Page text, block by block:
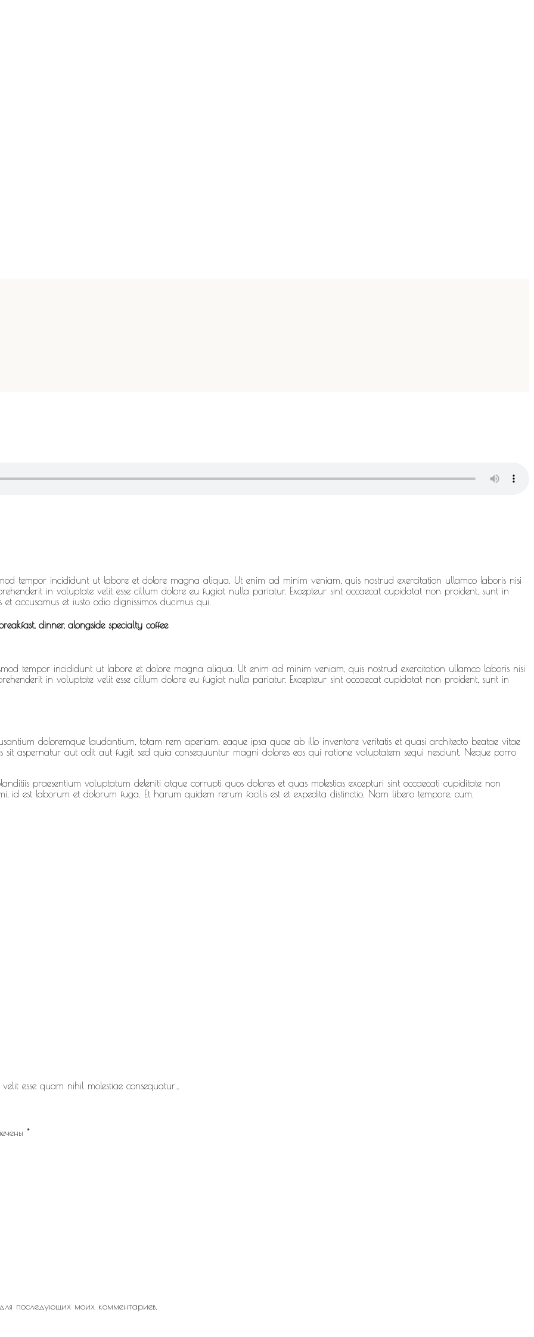
tempor incididunt ut labore et dolore magna aliqua. Ut enim ad minim veniam, quis nostrud exercitation ullamco laboris nisi
in voluptate velit esse cillum dolore eu fugiat nulla pariatur. Excepteur sint occaecat cupidatat non proident, sunt in
accusamus et iusto odio dignissimos ducimus qui.
dinner, alongside specialty coffee
tempor incididunt ut labore et dolore magna aliqua. Ut enim ad minim veniam, quis nostrud exercitation ullamco laboris nisi
in voluptate velit esse cillum dolore eu fugiat nulla pariatur. Excepteur sint occaecat cupidatat non proident, sunt in
doloremque laudantium, totam rem aperiam, eaque ipsa quae ab illo inventore veritatis et quasi architecto beatae vitae
aspernatur aut odit aut fugit, sed quia consequuntur magni dolores eos qui ratione voluptatem sequi nesciunt. Neque porro
praesentium voluptatum deleniti atque corrupti quos dolores et quas molestias excepturi sint occaecati cupiditate non
id est laborum et dolorum fuga. Et harum quidem rerum facilis est et expedita distinctio. Nam libero tempore, cum.
esse quam nihil molestiae consequatur…
*
последующих моих комментариев.